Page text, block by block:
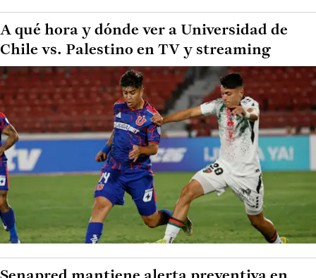
A qué hora y dónde ver a Universidad de
Chile vs. Palestino en TV y streaming